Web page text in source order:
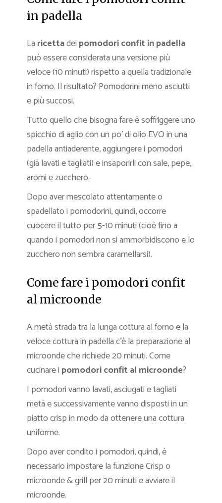
in padella
La ricettadei pomodori confit in padella
può essere considerata una versione più
veloce (10 minuti) rispetto a quella tradizionale
in forno. Il risultato? Pomodorini meno asciutti
e più succosi.
Tutto quello che bisogna fare è soffriggere uno
spicchio di aglio con un po’ di olio EVO in una
padella antiaderente, aggiungere i pomodori
(già lavati e tagliati) e insaporirli con sale, pepe,
aromi e zucchero.
Dopo aver mescolato attentamente o
spadellato i pomodorini, quindi, occorre
cuocere il tutto per 5-10 minuti (cioè fino a
quando i pomodori non si ammorbidiscono e lo
zucchero non sembra caramellarsi).
Come fare i pomodori confit
al microonde
A metà strada tra la lunga cottura al forno e la
veloce cottura in padella c’è la preparazione al
microonde che richiede 20 minuti. Come
cucinare i pomodori confit al microonde?
I pomodori vanno lavati, asciugati e tagliati
metà e successivamente vanno disposti in un
piatto crisp in modo da ottenere una cottura
uniforme.
Dopo aver condito i pomodori, quindi, è
necessario impostare la funzione Crisp o
microonde & grill per 20 minuti e avviare il
microonde.